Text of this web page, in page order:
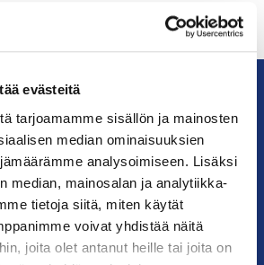
evästeitä
tarjoamamme sisällön ja mainosten
median ominaisuuksien
analysoimiseen. Lisäksi
median, mainosalan ja analytiikka-
tietoja siitä, miten käytät
voivat yhdistää näitä
joita olet antanut heille tai joita on